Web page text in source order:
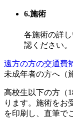
6.施術
各施術の詳
認ください。
遠方の方の交通費
未成年者の方へ（
高校生以下の方（
ります。施術をお
を印刷し、直筆で